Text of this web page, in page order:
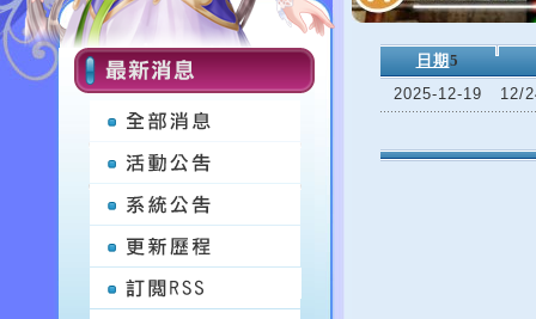
日期 5
2025-12-19
12/